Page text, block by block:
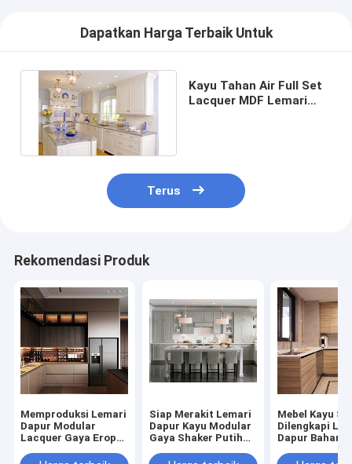
Dapatkan Harga Terbaik Untuk
Kayu Tahan Air Full Set
Lacquer MDF Lemari
Terus
Rekomendasi Produk
Memproduksi Lemari
Dapur Modular
Lacquer Gaya Eropa
Siap Merakit Lemari
Dapur Kayu Modular
Gaya Shaker Putih
Mebel Kayu
Dilengkapi
Dapur Bahan